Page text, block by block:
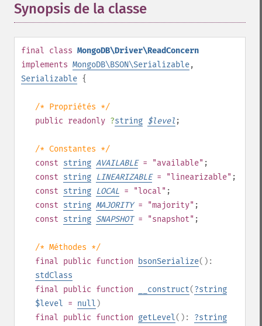
Synopsis de la classe
final class MongoDB\Driver\ReadConcern
implements MongoDB\BSON\Serializable,
Serializable {
/* Propriétés */
public readonly ?string $level ;
/* Constantes */
const string AVAILABLE= "available" ;
const string LINEARIZABLE= "linearizable" ;
const string LOCAL = "local" ;
const string MAJORITY= "majority" ;
const string SNAPSHOT= "snapshot" ;
/* Méthodes */
final public function bsonSerialize():
stdClass
final public function __construct(?string
$level = null )
final public function getLevel(): ?string